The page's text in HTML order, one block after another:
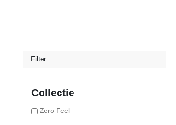
Filter
Collectie
Zero Feel